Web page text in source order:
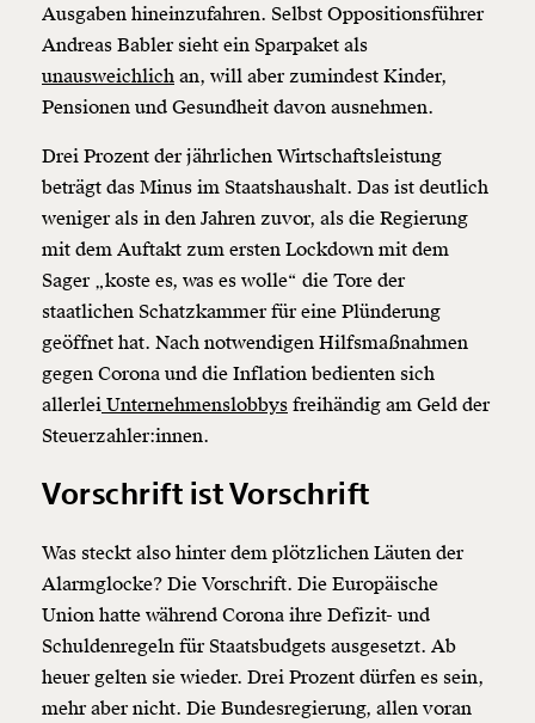
Ausgaben hineinzufahren. Selbst Oppositionsführer
Andreas Babler sieht ein Sparpaket als
unausweichlich an, will aber zumindest Kinder,
Pensionen und Gesundheit davon ausnehmen.
Drei Prozent der jährlichen Wirtschaftsleistung
beträgt das Minus im Staatshaushalt. Das ist deutlich
weniger als in den Jahren zuvor, als die Regierung
mit dem Auftakt zum ersten Lockdown mit dem
Sager „koste es, was es wolle“ die Tore der
staatlichen Schatzkammer für eine Plünderung
geöffnet hat. Nach notwendigen Hilfsmaßnahmen
gegen Corona und die Inflation bedienten sich
allerlei Unternehmenslobbys freihändig am Geld der
Steuerzahler:innen.
Vorschrift ist Vorschrift
Was steckt also hinter dem plötzlichen Läuten der
Alarmglocke? Die Vorschrift. Die Europäische
Union hatte während Corona ihre Defizit- und
Schuldenregeln für Staatsbudgets ausgesetzt. Ab
heuer gelten sie wieder. Drei Prozent dürfen es sein,
mehr aber nicht. Die Bundesregierung, allen voran